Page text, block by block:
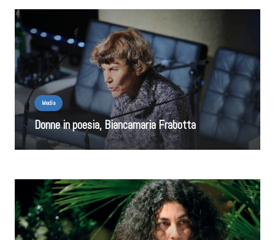
Media
Donne in poesia, Biancamaria Frabotta